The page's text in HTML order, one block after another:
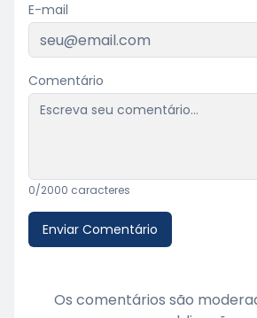
E-mail
Comentário
0/2000 caracteres
Enviar Comentário
Os comentários são